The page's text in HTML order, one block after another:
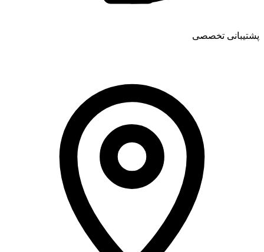
پشتیبانی تخصصی